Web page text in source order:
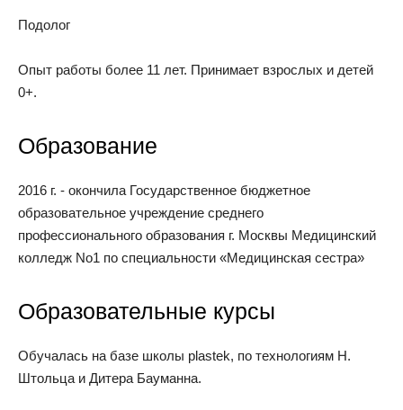
Подолог
Опыт работы более 11 лет. Принимает взрослых и детей
0+.
Образование
2016 г. - окончила Государственное бюджетное
образовательное учреждение среднего
профессионального образования г. Москвы Медицинский
колледж No1 по специальности «Медицинская сестра»
Образовательные курсы
Обучалась на базе школы plastek, по технологиям Н.
Штольца и Дитера Бауманна.